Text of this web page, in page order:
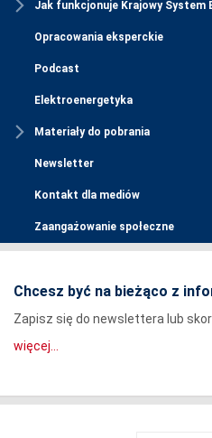
Jak funkcjonuje Krajowy System
Opracowania eksperckie
Podcast
Elektroenergetyka
Materiały do pobrania
Newsletter
Kontakt dla mediów
Zaangażowanie społeczne
Chcesz być na bieżąco z
Zapisz się do newslettera lub
więcej...